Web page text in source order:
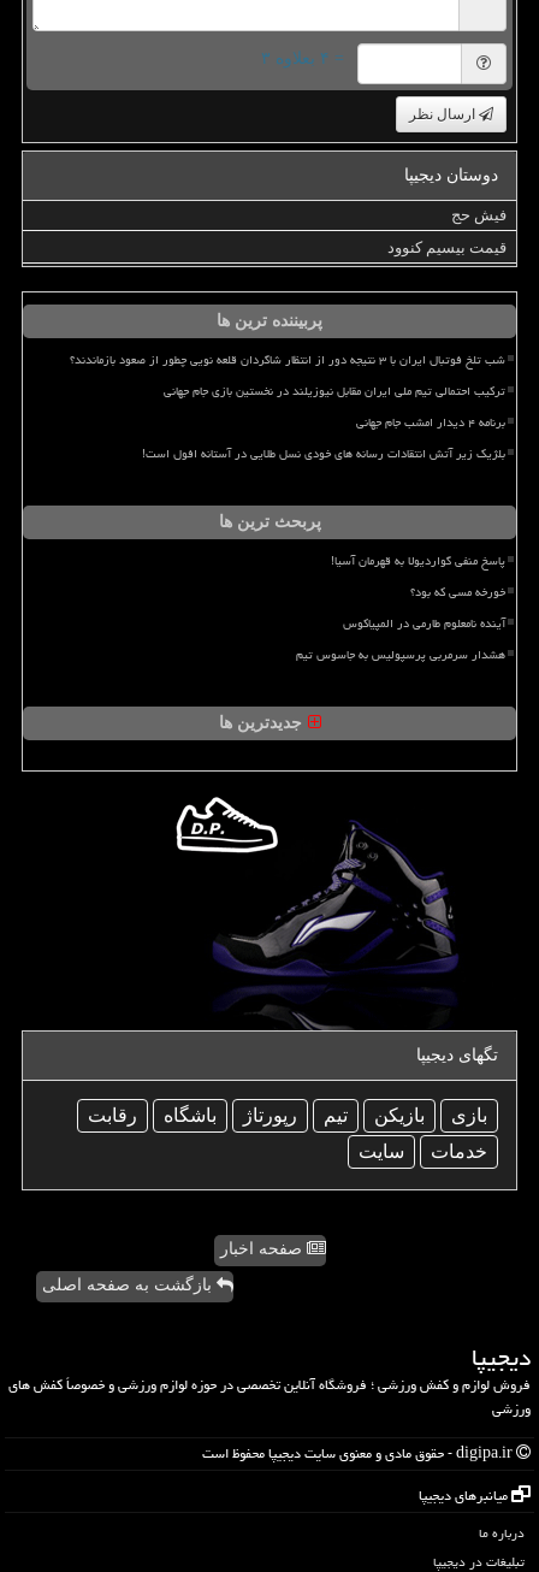
= ۴ بعلاوه ۳
ارسال نظر
دوستان دیجیپا
فیش حج
قیمت بیسیم کنوود
پربیننده ترین ها
شب تلخ فوتبال ایران با ۳ نتیجه دور از انتظار شاگردان قلعه نویی چطور از صعود بازماندند؟
ترکیب احتمالی تیم ملی ایران مقابل نیوزیلند در نخستین بازی جام جهانی
برنامه ۴ دیدار امشب جام جهانی
بلژیک زیر آتش انتقادات رسانه های خودی نسل طلایی در آستانه افول است!
پربحث ترین ها
پاسخ منفی گواردیولا به قهرمان آسیا!
خورخه مسی که بود؟
آینده نامعلوم طارمی در المپیاکوس
هشدار سرمربی پرسپولیس به جاسوس تیم
جدیدترین ها
تگهای دیجیپا
بازی بازیكن تیم رپورتاژ باشگاه
رقابت
خدمات
سایت
صفحه اخبار
بازگشت به صفحه اصلی
دیجیپا
فروش لوازم و کفش ورزشی ؛ فروشگاه آنلاین تخصصی در حوزه لوازم ورزشی و خصوصاً کفش های
ورزشی
میانبرهای دیجیپا
درباره ما
تبلیغات در دیجیپا